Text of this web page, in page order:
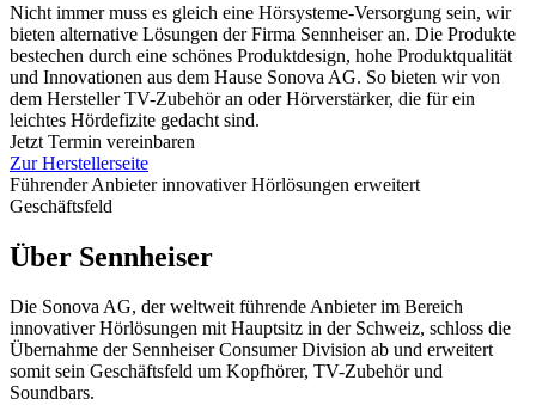
Nicht immer muss es gleich eine Hörsysteme-Versorgung sein, wir
bieten alternative Lösungen der Firma Sennheiser an. Die Produkte
bestechen durch eine schönes Produktdesign, hohe Produktqualität
und Innovationen aus dem Hause Sonova AG. So bieten wir von
dem Hersteller TV-Zubehör an oder Hörverstärker, die für ein
leichtes Hördefizite gedacht sind.
Jetzt Termin vereinbaren
Zur Herstellerseite
Führender Anbieter innovativer Hörlösungen erweitert
Geschäftsfeld
Über Sennheiser
Die Sonova AG, der weltweit führende Anbieter im Bereich
innovativer Hörlösungen mit Hauptsitz in der Schweiz, schloss die
Übernahme der Sennheiser Consumer Division ab und erweitert
somit sein Geschäftsfeld um Kopfhörer, TV-Zubehör und
Soundbars.